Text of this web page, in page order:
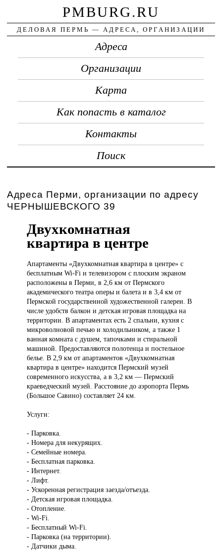
PMBURG.RU
ДЕЛОВАЯ ПЕРМЬ — АДРЕСА, ОРГАНИЗАЦИИ
Адреса
Организации
Карта
Как попасть в каталог
Контакты
Поиск
Адреса Перми, организации по адресу
ЧЕРНЫШЕВСКОГО 39
Двухкомнатная
квартира в центре
Апартаменты «Двухкомнатнаяквартира в центре» с
бесплатным Wi-Fi и телевизором с плоским экраном
расположены в Перми, в 2,6 км от Пермского
академического театра оперы и балета и в 3,4 км от
Пермской государственной художественной галереи. В
числе удобств балкон и детская игровая площадка на
территории. В апартаментах есть 2 спальни, кухня с
микроволновой печью и холодильником, а также 1
ванная комната с душем, тапочками и стиральной
машиной. Предоставляются полотенца и постельное
белье. В 2,9 км от апартаментов «Двухкомнатная
квартира в центре» находится Пермский музей
современного искусства, а в 3,2 км — Пермский
краеведческий музей. Расстояние до аэропорта Пермь
(Большое Савино) составляет 24 км.
Услуги:
- Парковка.
- Номера для некурящих.
- Семейные номера.
- Бесплатная парковка.
- Интернет.
- Лифт.
- Ускоренная регистрация заезда/отъезда.
- Детская игровая площадка.
- Отопление.
- Wi-Fi.
- Бесплатный Wi-Fi.
- Парковка (на территории).
- Датчики дыма.